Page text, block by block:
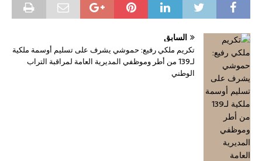
السابق
تكريم ملكي رفيع: حموشي يشرف على تسليم أوسمة ملكية
لـ139 من أطر وموظفي المديرية العامة لمراقبة التراب
الوطني